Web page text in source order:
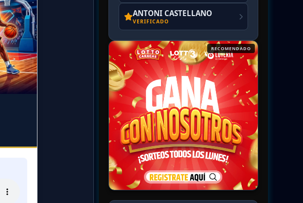
ANTONI CASTELLANO
VERIFICADO
RECOMENDADO